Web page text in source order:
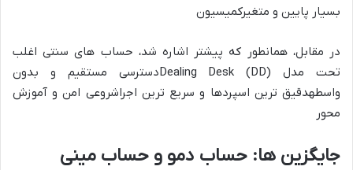
بسیار پایین و متغیرکمیسیون
در مقابل، همانطور که پیشتر اشاره شد، حساب های سنتی اغلب
تحت مدل Dealing Desk (DD)دسترسی مستقیم و بدون
واسطهدقیق ترین اسپردها و سریع ترین اجراشروعی امن و آموزش
محور
جایگزین ها: حساب دمو و حساب مینی